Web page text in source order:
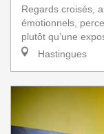
Regards croisés,
émotionnels,
plutôt qu’une
Hastingues